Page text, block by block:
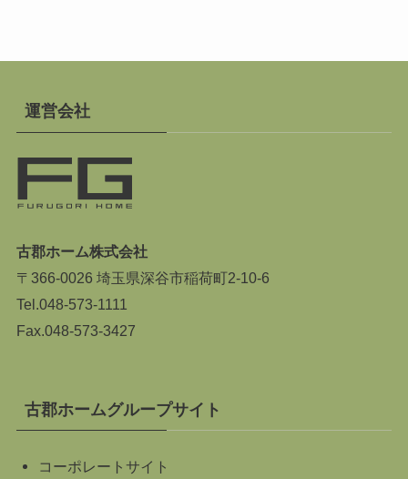
運営会社
古郡ホーム株式会社
〒366-0026 埼玉県深谷市稲荷町2-10-6
Tel.048-573-1111
Fax.048-573-3427
古郡ホームグループサイト
コーポレートサイト